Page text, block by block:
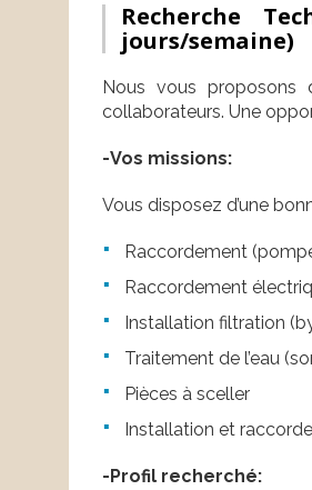
Recherche
jours/semaine)
Nous vous proposons
collaborateurs. Une
-Vos missions:
Vous disposez d’une
Raccordement
Raccordement
Installation filtration
Traitement de l’eau
Pièces à sceller
Installation et
-Profil recherché: